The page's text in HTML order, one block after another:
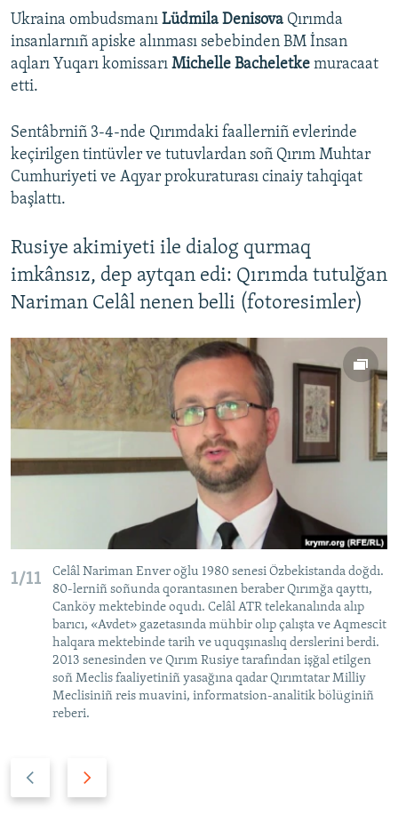
Ukraina ombudsmanı Lüdmila Denisova Qırımda
insanlarnıñ apiske alınması sebebinden BM İnsan
aqları Yuqarı komissarı Michelle Bacheletke muracaat
etti.
Sentâbrniñ 3-4-nde Qırımdaki faallerniñ evlerinde
keçirilgen tintüvler ve tutuvlardan soñ Qırım Muhtar
Cumhuriyeti ve Aqyar prokuraturası cinaiy tahqiqat
başlattı.
Rusiye akimiyeti ile dialog qurmaq
imkânsız, dep aytqan edi: Qırımda tutulğan
Nariman Celâl nenen belli (fotoresimler)
1/11
Celâl Nariman Enver oğlu 1980 senesi Özbekistanda doğdı.
80-lerniñ soñunda qorantasınen beraber Qırımğa qayttı,
Canköy mektebinde oqudı. Celâl ATR telekanalında alıp
barıcı, «Avdet» gazetasında mühbir olıp çalışta ve Aqmescit
halqara mektebinde tarih ve uquqşınaslıq derslerini berdi.
2013 senesinden ve Qırım Rusiye tarafından işğal etilgen
soñ Meclis faaliyetiniñ yasağına qadar Qırımtatar Milliy
Meclisiniñ reis muavini, informatsion-analitik bölüginiñ
reberi.